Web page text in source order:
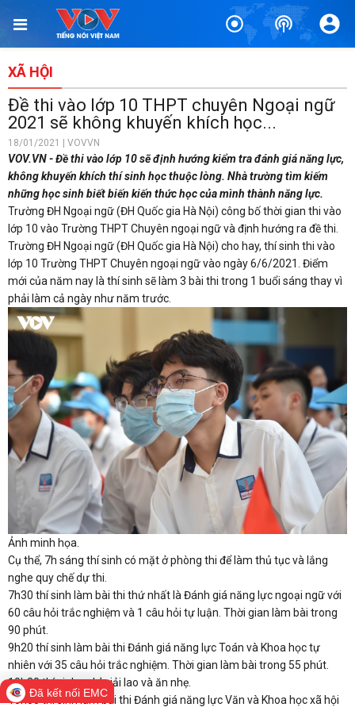
XÃ HỘI
Đề thi vào lớp 10 THPT chuyên Ngoại ngữ
2021 sẽ không khuyến khích học...
18/01/2021 | VOVVN
VOV.VN - Đề thi vào lớp 10 sẽ định hướng kiểm tra đánh giá năng lực,
không khuyến khích thí sinh học thuộc lòng. Nhà trường tìm kiếm
những học sinh biết biến kiến thức học của mình thành năng lực.
Trường ĐH Ngoại ngữ (ĐH Quốc gia Hà Nội) công bố thời gian thi vào
lớp 10 vào Trường THPT Chuyên ngoại ngữ và định hướng ra đề thi.
Trường ĐH Ngoại ngữ (ĐH Quốc gia Hà Nội) cho hay, thí sinh thi vào
lớp 10 Trường THPT Chuyên ngoại ngữ vào ngày 6/6/2021. Điểm
mới của năm nay là thí sinh sẽ làm 3 bài thi trong 1 buổi sáng thay vì
phải làm cả ngày như năm trước.
Ảnh minh họa.
Cụ thể, 7h sáng thí sinh có mặt ở phòng thi để làm thủ tục và lắng
nghe quy chế dự thi.
7h30 thí sinh làm bài thi thứ nhất là Đánh giá năng lực ngoại ngữ với
60 câu hỏi trắc nghiệm và 1 câu hỏi tự luận. Thời gian làm bài trong
90 phút.
9h20 thí sinh làm bài thi Đánh giá năng lực Toán và Khoa học tự
nhiên với 35 câu hỏi trắc nghiệm. Thời gian làm bài trong 55 phút.
10h30 thí sinh nghỉ giải lao và ăn nhẹ.
10h50 thí sinh làm bài thi Đánh giá năng lực Văn và Khoa học xã hội
Đã kết nối EMC